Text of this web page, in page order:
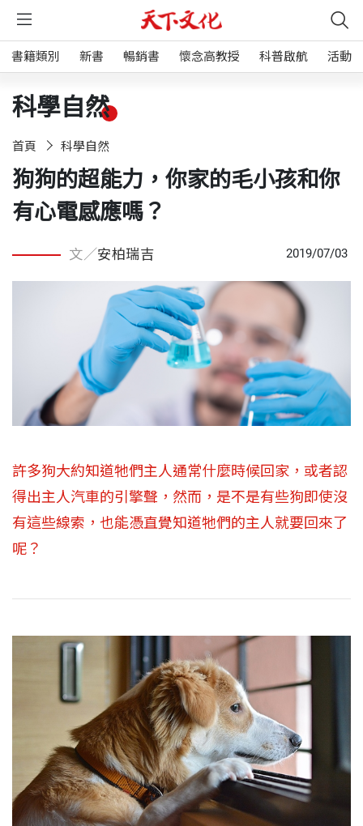
書籍類別 新書 暢銷書 懷念高教授 科普啟航 活動
科學自然
首頁 科學自然
狗狗的超能力，你家的毛小孩和你
有心電感應嗎？
文／安柏瑞吉 2019/07/03
許多狗大約知道牠們主人通常什麼時候回家，或者認
得出主人汽車的引擎聲，然而，是不是有些狗即使沒
有這些線索，也能憑直覺知道牠們的主人就要回來了
呢？